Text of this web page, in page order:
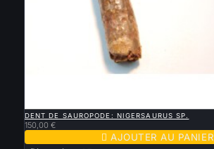
DENT DE SAUROPODE: NIGERSAURUS SP.
150,00 €
 AJOUTER AU PANIER